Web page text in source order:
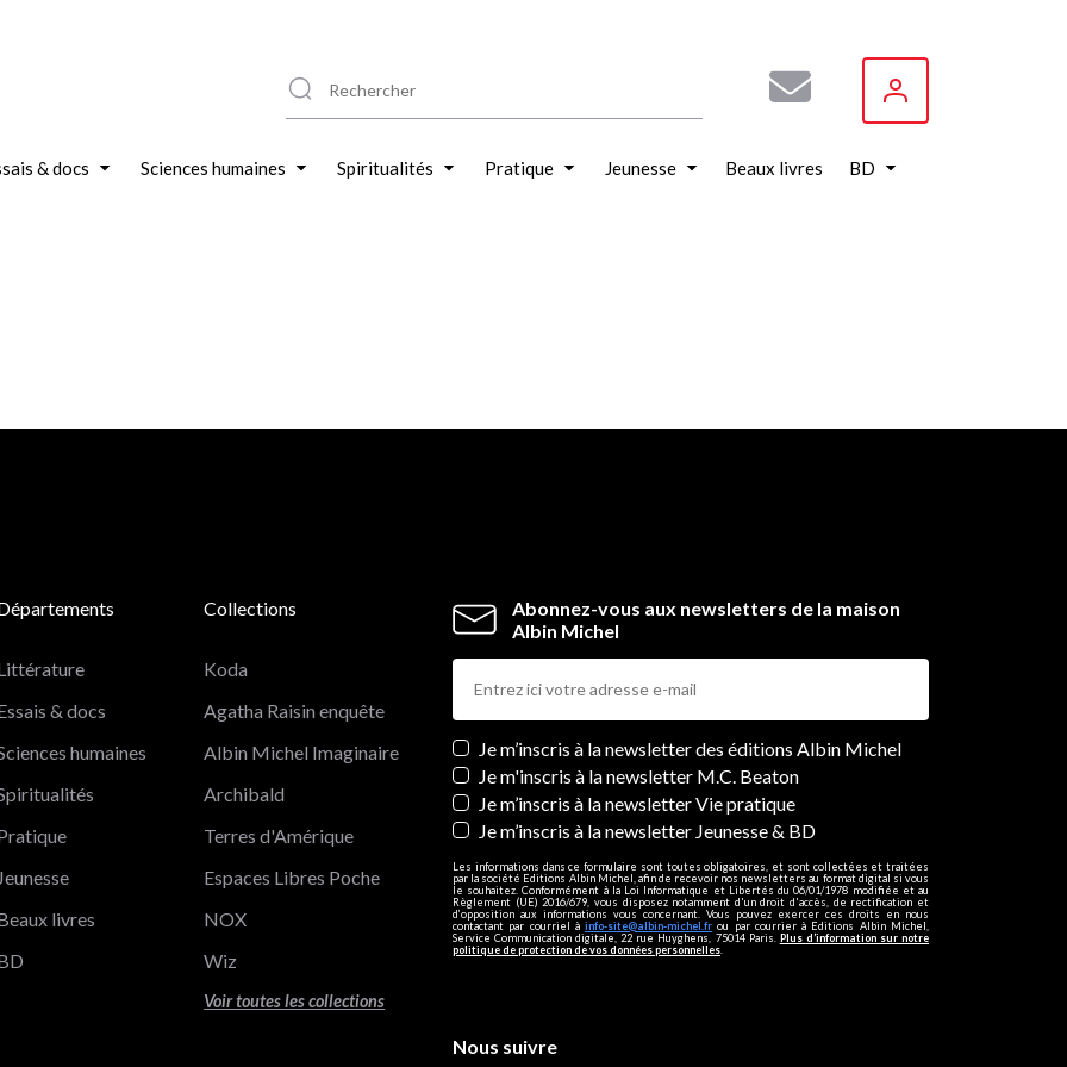
& docs Sciences humaines Spiritualités Pratique Jeunesse Beaux livres BD
Abonnez-vous aux newsletters de la maison
Albin Michel
Newsletters
Je m’inscris à la newsletter des éditions Albin Michel
Je m'inscris à la newsletter M.C. Beaton
Je m’inscris à la newsletter Vie pratique
Je m’inscris à la newsletter Jeunesse & BD
Les informations dans ce formulaire sont toutes obligatoires, et sont collectées et traitées
par la société Editions Albin Michel, afin de recevoir nos newsletters au format digital si vous
le souhaitez. Conformément à la Loi Informatique et Libertés du 06/01/1978 modifiée et au
Règlement (UE) 2016/679, vous disposez notamment d'un droit d'accès, de rectification et
d’opposition aux informations vous concernant. Vous pouvez exercer ces droits en nous
contactant par courriel àinfo-site@albin-michel.fr ou par courrier à Editions Albin Michel,
Service Communication digitale, 22 rue Huyghens, 75014 Paris. Plus d’information sur notre
politique de protection de vos données personnelles
& docs
humaines
Jeunesse
livres
Collections
Koda
Agatha Raisin enquête
Albin Michel Imaginaire
Archibald
Terres d'Amérique
Espaces Libres Poche
NOX
Wiz
Voir toutes les collections
Nous suivre